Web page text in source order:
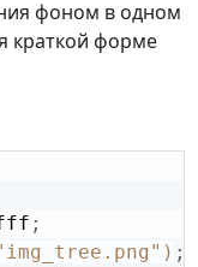
фоном в одном
краткой форме
;
;